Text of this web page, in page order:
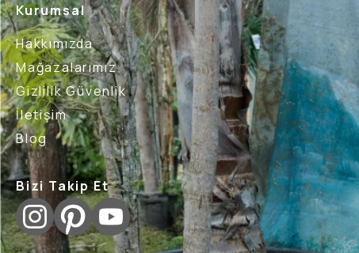
Kurumsal
Hakkımızda
Mağazalarımız
Gizlilik Güvenlik
İletişim
Blog
Bizi Takip Et